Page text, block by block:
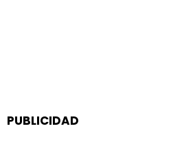
PUBLICIDAD